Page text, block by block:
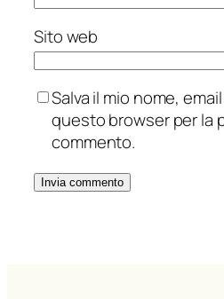
Sito web
Salva il mio nome,
questo browser per la
commento.